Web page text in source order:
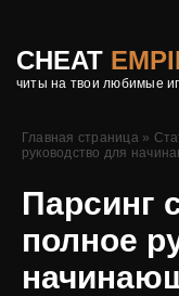
CHEAT
читы на твои любимые
Главная страница»
руководство для
Парсинг
полное